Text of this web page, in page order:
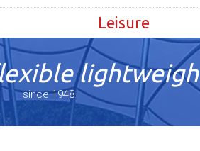
Leisure
since 1948